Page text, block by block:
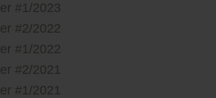
#1/2023
#2/2022
#1/2022
#2/2021
#1/2021